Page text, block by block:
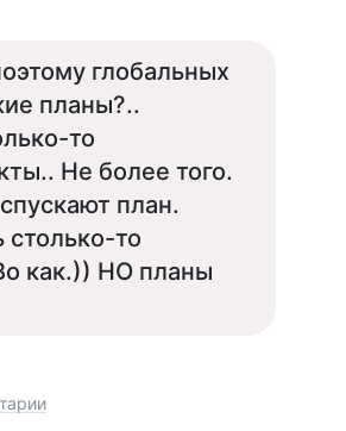
глобальных
планы?..
то
Не более того.
план.
столько-то
как.)) НО планы